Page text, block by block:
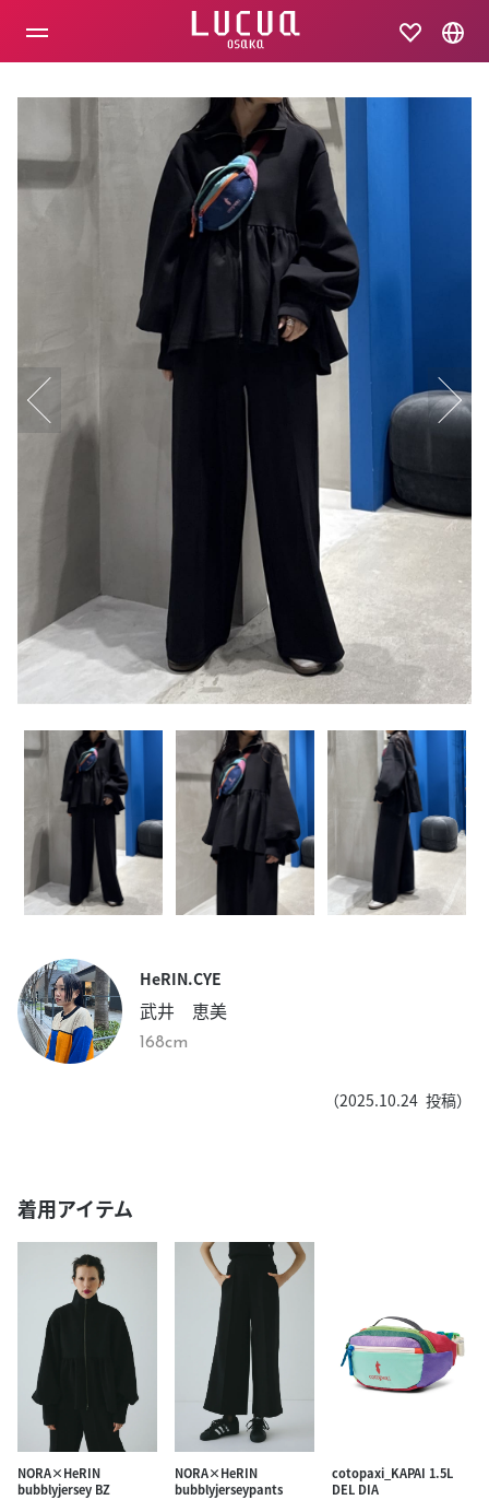
HeRIN.CYE
武井 恵美
168cm
（2025.10.24 投稿）
着用アイテム
NORA×HeRIN
bubblyjersey BZ
NORA×HeRIN
bubblyjerseypants
cotopaxi_KAPAI 1.5L
DEL DIA